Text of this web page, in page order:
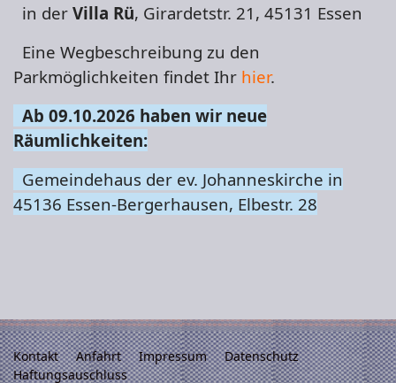
in der Villa Rü, Girardetstr. 21, 45131 Essen
Eine Wegbeschreibung zu den
Parkmöglichkeiten findet Ihr hier.
Ab 09.10.2026 haben wir neue
Räumlichkeiten:
Gemeindehaus der ev. Johanneskirche in
45136 Essen-Bergerhausen, Elbestr. 28
Kontakt Anfahrt Impressum
Datenschutz
Haftungsauschluss